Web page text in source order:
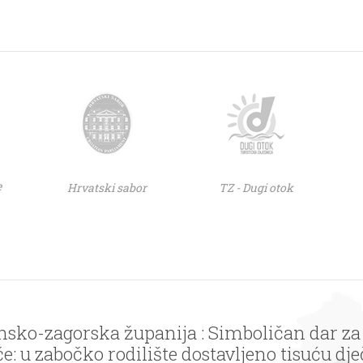
Hrvatski sabor TZ - Dugi otok
zagorska županija : Simboličan dar
u zabočko rodilište dostavljeno tisuću